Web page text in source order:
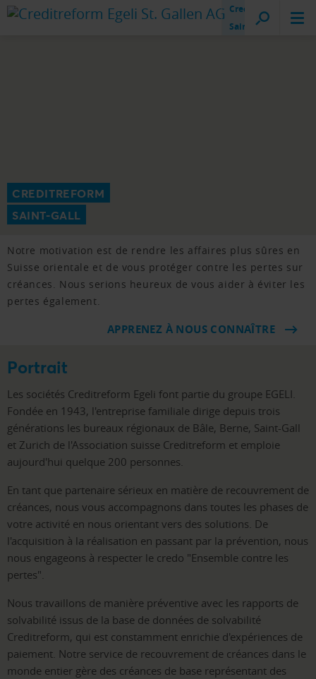
Creditreform
Saint-Gall
CREDITREFORM
SAINT-GALL
Notre motivation est de rendre les affaires plus sûres en
Suisse orientale et de vous protéger contre les pertes sur
créances. Nous serions heureux de vous aider à éviter les
pertes également.
APPRENEZ À NOUS CONNAÎTRE
Portrait
Les sociétés Creditreform Egeli font partie du groupe EGELI.
Fondée en 1943, l'entreprise familiale dirige depuis trois
générations les bureaux régionaux de Bâle, Berne, Saint-Gall
et Zurich de l'Association suisse Creditreform et emploie
aujourd'hui quelque 200 personnes.
En tant que partenaire sérieux en matière de recouvrement de
créances, nous vous accompagnons dans toutes les phases de
votre activité en nous orientant vers des solutions. De
l'acquisition à la réalisation en passant par la prévention, nous
nous engageons à respecter le credo "Ensemble contre les
pertes".
Nous travaillons de manière préventive avec les rapports de
solvabilité issus de la base de données de solvabilité
Creditreform, qui est constamment enrichie d'expériences de
paiement. Notre service de recouvrement de créances dans le
monde entier gère des créances de base représentant des